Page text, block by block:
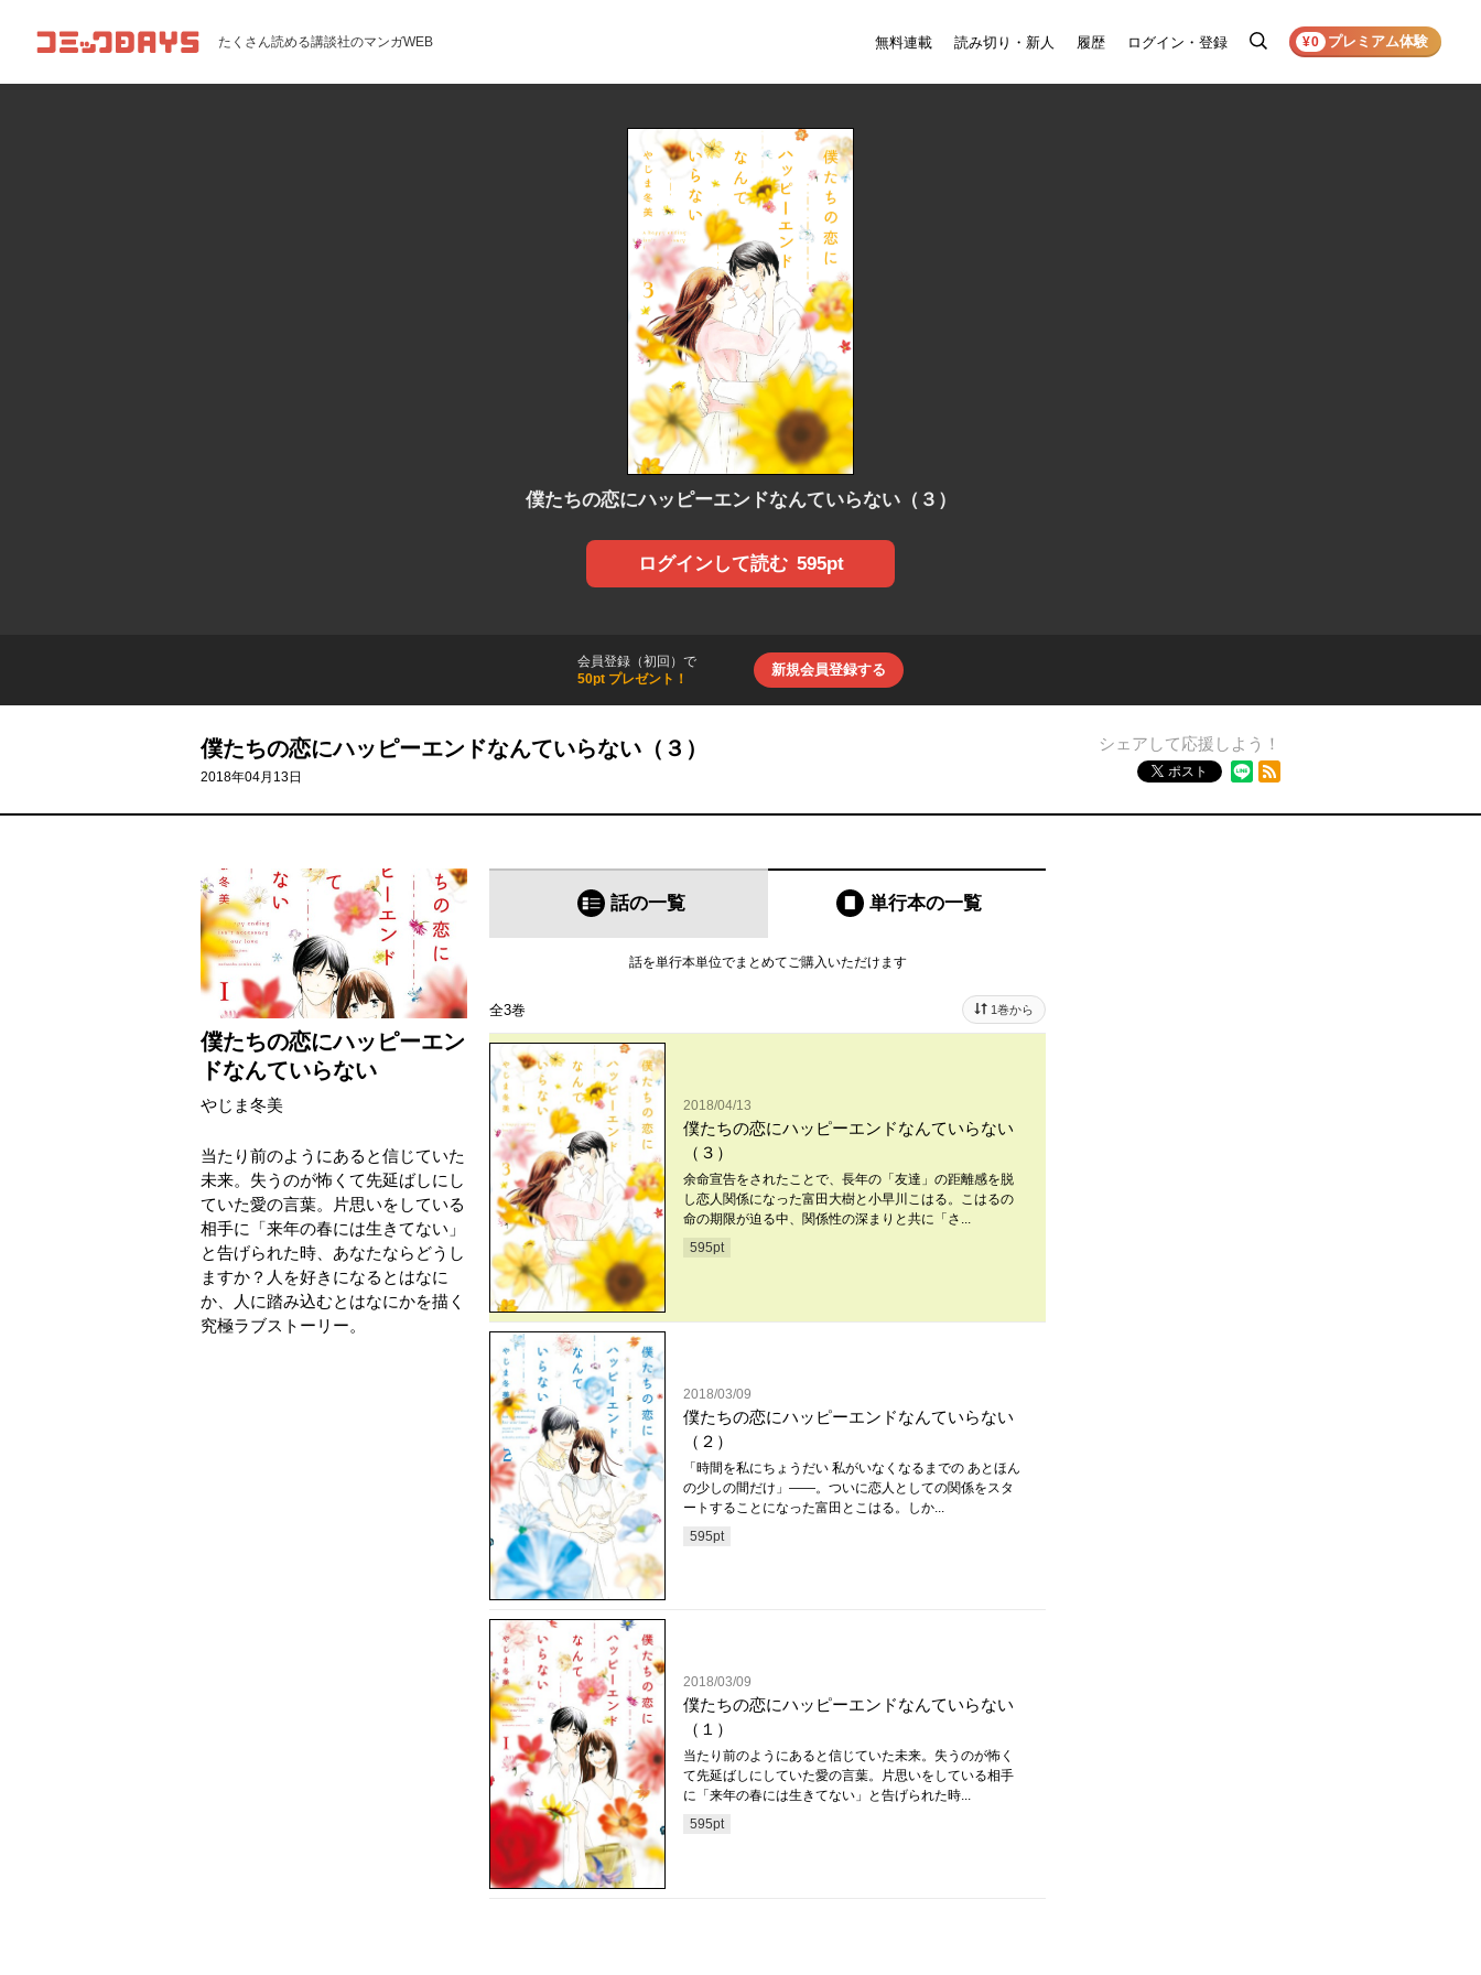
コミックDAYS たくさん読める講談社のマンガWEB 無料連載 読み切り・新人 履歴 ログイン・登録
検
¥0 プレミアム体験
僕たちの恋にハッピーエンドなんていらない（３）
ログインして読む 595pt
会員登録（初回）で
50pt プレゼント！
新規会員登録する
僕たちの恋にハッピーエンドなんていらない（３）
2018年04月13日
シェアして応援しよう！
ポスト
僕たちの恋にハッピーエン
ドなんていらない
やじま冬美
当たり前のようにあると信じていた
未来。失うのが怖くて先延ばしにし
ていた愛の言葉。片思いをしている
相手に「来年の春には生きてない」
と告げられた時、あなたならどうし
ますか？人を好きになるとはなに
か、人に踏み込むとはなにかを描く
究極ラブストーリー。
話の一覧 単行本の一覧
話を単行本単位でまとめてご購入いただけます
全3巻 1巻から
2018/04/13
僕たちの恋にハッピーエンドなんていらない
（３）
余命宣告をされたことで、長年の「友達」の距離感を脱
し恋人関係になった富田大樹と小早川こはる。こはるの
命の期限が迫る中、関係性の深まりと共に「さ...
595pt
2018/03/09
僕たちの恋にハッピーエンドなんていらない
（２）
「時間を私にちょうだい 私がいなくなるまでの あとほん
の少しの間だけ」――。ついに恋人としての関係をスタ
ートすることになった富田とこはる。しか...
595pt
2018/03/09
僕たちの恋にハッピーエンドなんていらない
（１）
当たり前のようにあると信じていた未来。失うのが怖く
て先延ばしにしていた愛の言葉。片思いをしている相手
に「来年の春には生きてない」と告げられた時...
595pt